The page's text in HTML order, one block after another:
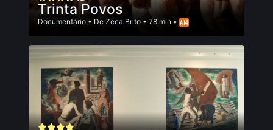
Trinta Povos
Documentário • De Zeca Brito • 78 min •